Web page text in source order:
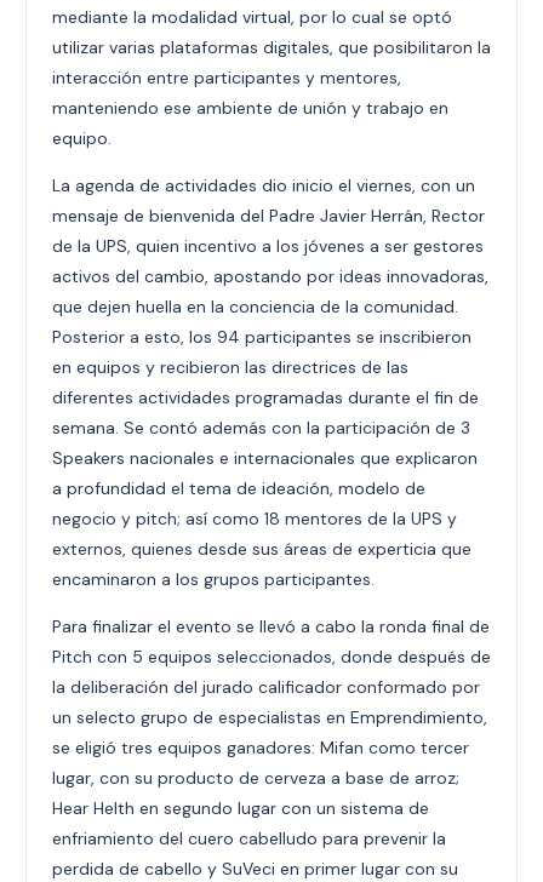
mediante la modalidad virtual, por lo cual se optó
utilizar varias plataformas digitales, que posibilitaron la
interacción entre participantes y mentores,
manteniendo ese ambiente de unión y trabajo en
equipo.
La agenda de actividades dio inicio el viernes, con un
mensaje de bienvenida del Padre Javier Herrán, Rector
de la UPS, quien incentivo a los jóvenes a ser gestores
activos del cambio, apostando por ideas innovadoras,
que dejen huella en la conciencia de la comunidad.
Posterior a esto, los 94 participantes se inscribieron
en equipos y recibieron las directrices de las
diferentes actividades programadas durante el fin de
semana. Se contó además con la participación de 3
Speakers nacionales e internacionales que explicaron
a profundidad el tema de ideación, modelo de
negocio y pitch; así como 18 mentores de la UPS y
externos, quienes desde sus áreas de experticia que
encaminaron a los grupos participantes.
Para finalizar el evento se llevó a cabo la ronda final de
Pitch con 5 equipos seleccionados, donde después de
la deliberación del jurado calificador conformado por
un selecto grupo de especialistas en Emprendimiento,
se eligió tres equipos ganadores: Mifan como tercer
lugar, con su producto de cerveza a base de arroz;
Hear Helth en segundo lugar con un sistema de
enfriamiento del cuero cabelludo para prevenir la
perdida de cabello y SuVeci en primer lugar con su